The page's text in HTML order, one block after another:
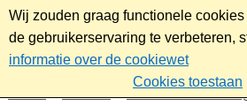
Wij zouden graag functionele
de gebruikerservaring te verbeteren,
informatie over de cookiewet
Cookies toestaan
Gemeenteraad/